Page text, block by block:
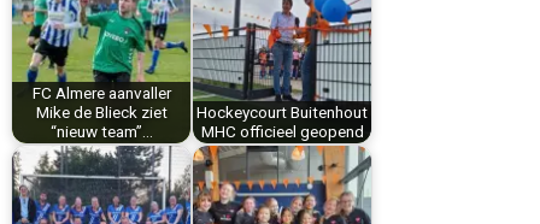
o
o
k
r
e
s
t
d
I
n
A
p
p
FC Almere aanvaller
Mike de Blieck ziet
“nieuw team”…
Hockeycourt Buitenhout
MHC officieel geopend